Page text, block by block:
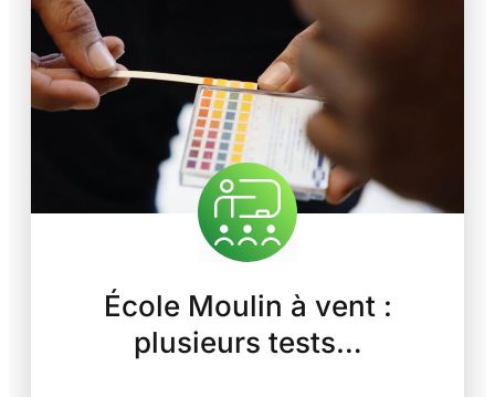
École Moulin à vent :
plusieurs tests…